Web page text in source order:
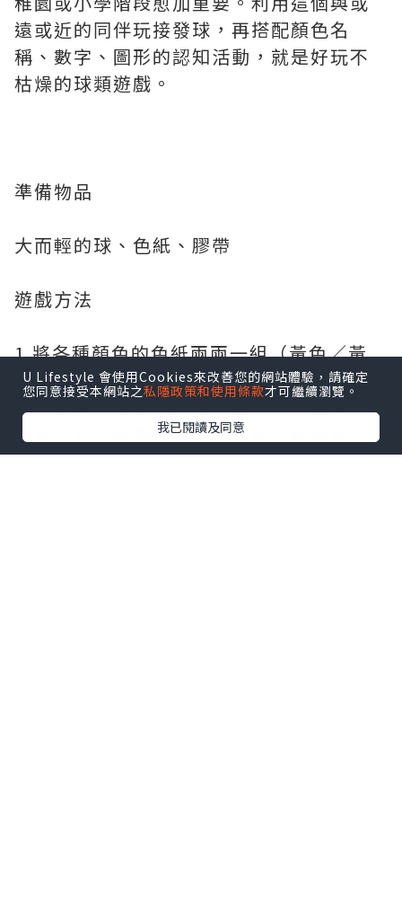
遠或近的同伴玩接發球，再搭配顏色名
稱、數字、圖形的認知活動，就是好玩不
枯燥的球類遊戲。
準備物品
大而輕的球、色紙、膠帶
遊戲方法
1.將各種顏色的色紙兩兩一組（黃色／黃
色、紅色／紅色、藍色／藍色）貼在地板
上。此時兩張相同顏色的色紙至少要保留1
公尺左右的距離，至於與其他色紙的距
離，則可以隨意調整遠近。
U Lifestyle 會使用Cookies來改善您的網站體驗，請確定
您同意接受本網站之私隱政策和使用條款才可繼續瀏覽。
我已閱讀及同意